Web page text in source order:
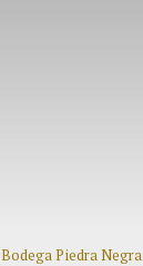
Bodega Piedra Negra